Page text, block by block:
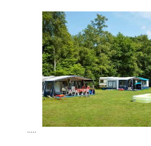
.....